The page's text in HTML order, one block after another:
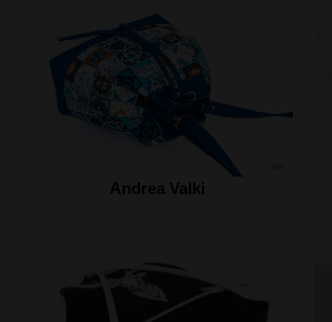
Andrea Valki